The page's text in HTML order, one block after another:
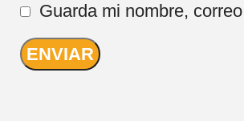
Guarda mi nombre,